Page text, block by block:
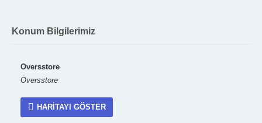
Konum Bilgilerimiz
Oversstore
Oversstore
HARITAYI GÖSTER